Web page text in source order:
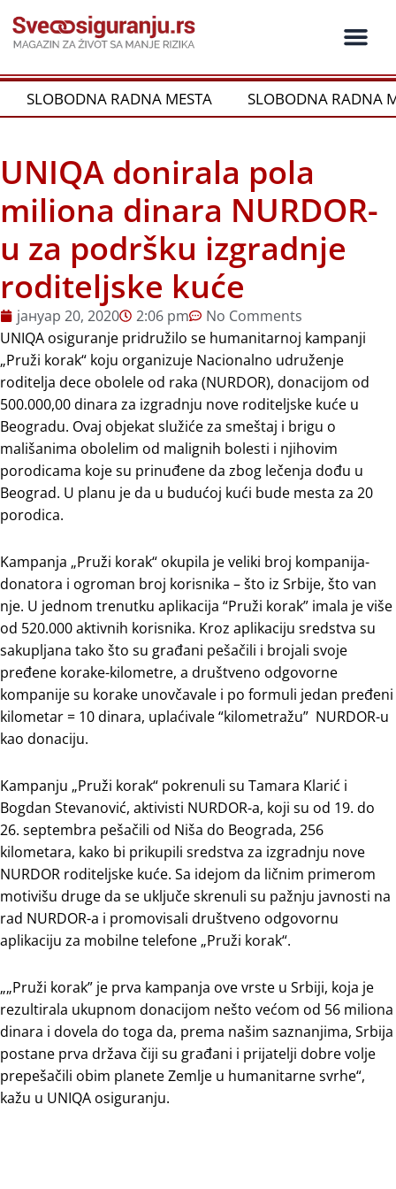
на
садржај
SLOBODNA RADNA MESTA SLOBODNA RADNA
UNIQA donirala pola
miliona dinara NURDOR-
u za podršku izgradnje
roditeljske kuće
јануар 20, 2020 2:06 pm
No Comments
UNIQA osiguranje pridružilo se humanitarnoj kampanji
„Pruži korak“ koju organizuje Nacionalno udruženje
roditelja dece obolele od raka (NURDOR), donacijom od
500.000,00 dinara za izgradnju nove roditeljske kuće u
Beogradu. Ovaj objekat služiće za smeštaj i brigu o
mališanima obolelim od malignih bolesti i njihovim
porodicama koje su prinuđene da zbog lečenja dođu u
Beograd. U planu je da u budućoj kući bude mesta za 20
porodica.
Kampanja „Pruži korak“ okupila je veliki broj kompanija-
donatora i ogroman broj korisnika – što iz Srbije, što van
nje. U jednom trenutku aplikacija “Pruži korak” imala je više
od 520.000 aktivnih korisnika. Kroz aplikaciju sredstva su
sakupljana tako što su građani pešačili i brojali svoje
pređene korake-kilometre, a društveno odgovorne
kompanije su korake unovčavale i po formuli jedan pređeni
kilometar = 10 dinara, uplaćivale “kilometražu” NURDOR-u
kao donaciju.
Kampanju „Pruži korak“ pokrenuli su Tamara Klarić i
Bogdan Stevanović, aktivisti NURDOR-a, koji su od 19. do
26. septembra pešačili od Niša do Beograda, 256
kilometara, kako bi prikupili sredstva za izgradnju nove
NURDOR roditeljske kuće. Sa idejom da ličnim primerom
motivišu druge da se uključe skrenuli su pažnju javnosti na
rad NURDOR-a i promovisali društveno odgovornu
aplikaciju za mobilne telefone „Pruži korak“.
„„Pruži korak” je prva kampanja ove vrste u Srbiji, koja je
rezultirala ukupnom donacijom nešto većom od 56 miliona
dinara i dovela do toga da, prema našim saznanjima, Srbija
postane prva država čiji su građani i prijatelji dobre volje
prepešačili obim planete Zemlje u humanitarne svrhe“,
kažu u UNIQA osiguranju.